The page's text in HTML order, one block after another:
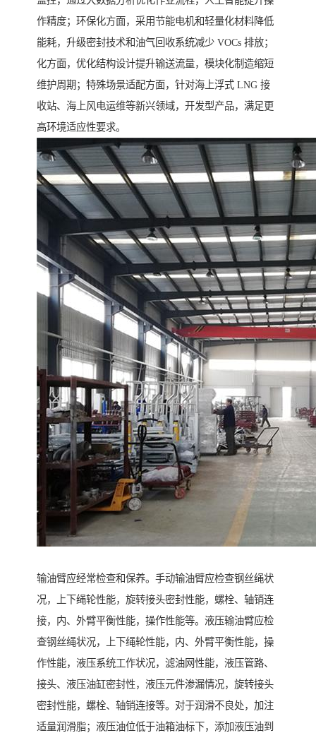
作精度；环保化方面，采用节能电机和轻量化材料降低
能耗，升级密封技术和油气回收系统减少 VOCs 排放；
化方面，优化结构设计提升输送流量，模块化制造缩短
维护周期；特殊场景适配方面，针对海上浮式 LNG 接
收站、海上风电运维等新兴领域，开发型产品，满足更
高环境适应性要求。
输油臂应经常检查和保养。手动输油臂应检查钢丝绳状
况，上下绳轮性能，旋转接头密封性能，螺栓、轴销连
接，内、外臂平衡性能，操作性能等。液压输油臂应检
查钢丝绳状况，上下绳轮性能，内、外臂平衡性能，操
作性能，液压系统工作状况，滤油网性能，液压管路、
接头、液压油缸密封性，液压元件渗漏情况，旋转接头
密封性能，螺栓、轴销连接等。对于润滑不良处，加注
适量润滑脂；液压油位低于油箱油标下，添加液压油到